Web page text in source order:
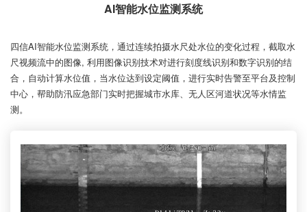
AI智能水位监测系统
四信AI智能水位监测系统，通过连续拍摄水尺处水位的变化过程，截取水
尺视频流中的图像, 利用图像识别技术对进行刻度线识别和数字识别的结
合，自动计算水位值，当水位达到设定阈值，进行实时告警至平台及控制
中心，帮助防汛应急部门实时把握城市水库、无人区河道状况等水情监
测。